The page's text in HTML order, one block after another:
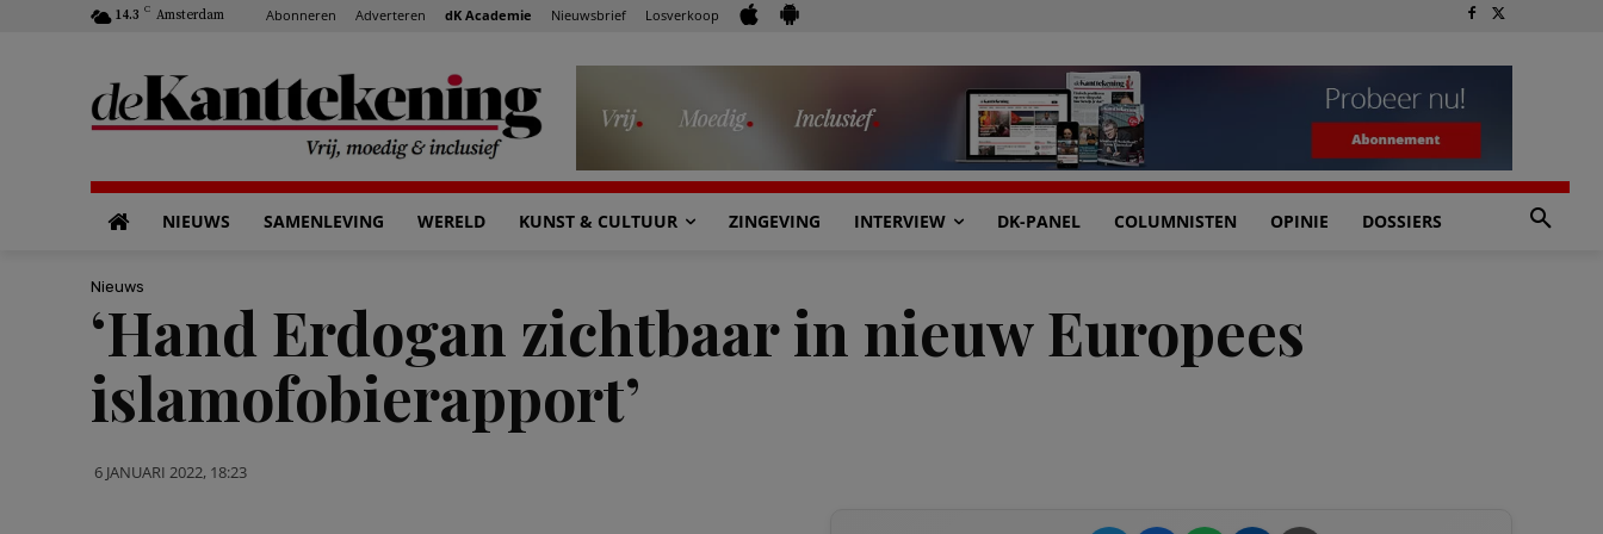
14.3 C Amsterdam Abonneren Adverteren dK Academie Nieuwsbrief Losverkoop
NIEUWS SAMENLEVING WERELD KUNST & CULTUUR ZINGEVING INTERVIEW DK-PANEL COLUMNISTEN OPINIE DOSSIERS
Nieuws
‘Hand Erdogan zichtbaar in nieuw Europees
islamofobierapport’
6 JANUARI 2022, 18:23